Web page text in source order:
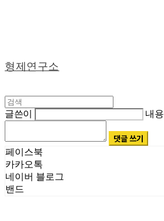
형제연구소
글쓴이 내용
댓글 쓰기
페이스북
카카오톡
네이버 블로그
밴드